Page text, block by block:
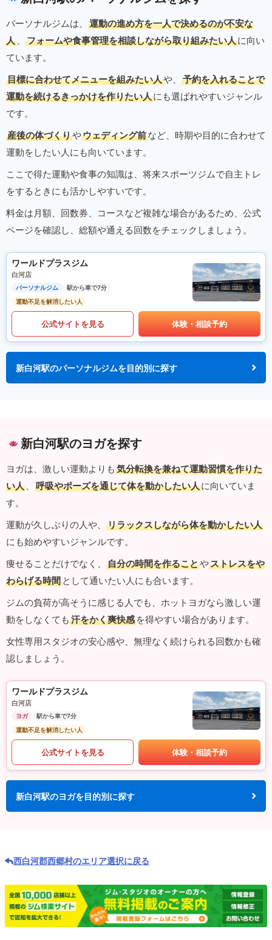
パーソナルジムは、
運動の進め方を一人で決めるのが不安な
人 、 フォームや食事管理を相談しながら取り組みたい人に向い
ています。
目標に合わせてメニューを組みたい人や、
予約を入れることで
運動を続けるきっかけを作りたい人にも選ばれやすいジャンル
です。
産後の体づくりやウェディング前など、時期や目的に合わせて
運動をしたい人にも向いています。
ここで得た運動や食事の知識は、将来スポーツジムで自主トレ
をするときにも活かしやすいです。
料金は月額、回数券、コースなど複雑な場合があるため、公式
ページを確認し、総額や通える回数をチェックしましょう。
ワールドプラスジム
白河店
パーソナルジム
駅から車で7分
運動不足を解消したい人
公式サイトを見る 体験・相談予約
新白河駅のパーソナルジムを目的別に探す
新白河駅のヨガを探す
ヨガは、激しい運動よりも 気分転換を兼ねて運動習慣を作りた
い人 、 呼吸やポーズを通じて体を動かしたい人に向いていま
す。
運動が久しぶりの人や、
リラックスしながら体を動かしたい人
にも始めやすいジャンルです。
痩せることだけでなく、
自分の時間を作ることやストレスをや
わらげる時間 として通いたい人にも合います。
ジムの負荷が高そうに感じる人でも、ホットヨガなら激しい運
動をしなくても 汗をかく爽快感 を得やすい場合があります。
女性専用スタジオの安心感や、無理なく続けられる回数かも確
認しましょう。
ワールドプラスジム
白河店
ヨガ
駅から車で7分
運動不足を解消したい人
公式サイトを見る 体験・相談予約
新白河駅のヨガを目的別に探す
西白河郡西郷村のエリア選択に戻る